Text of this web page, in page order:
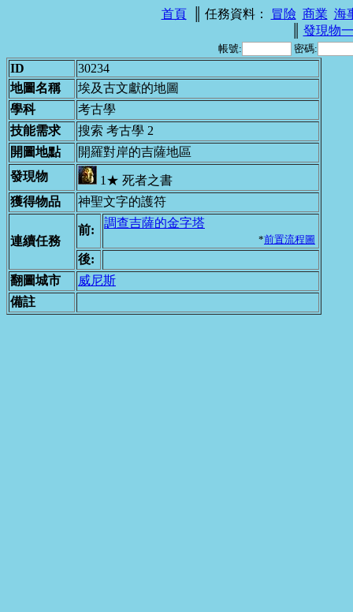
首頁║ 任務資料： 冒險 商業 海
發現物
帳號: 密碼:
ID
30234
地圖名稱
埃及古文獻的地圖
學科
考古學
技能需求
搜索 考古學 2
開圖地點
開羅對岸的吉薩地區
發現物
1★ 死者之書
獲得物品
神聖文字的護符
連續任務
前:
調查吉薩的金字塔
*前置流程圖
後:
翻圖城市
威尼斯
備註